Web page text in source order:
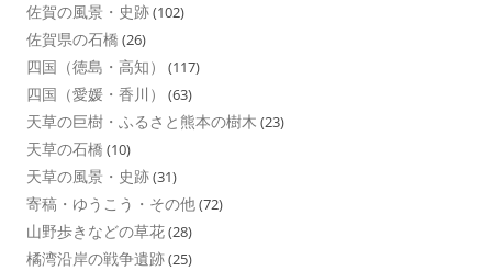
佐賀の風景・史跡(102)
佐賀県の石橋 (26)
四国（徳島・高知） (117)
四国（愛媛・香川） (63)
天草の巨樹・ふるさと熊本の樹木 (23)
天草の石橋 (10)
天草の風景・史跡(31)
寄稿・ゆうこう・その他(72)
山野歩きなどの草花(28)
橘湾沿岸の戦争遺跡(25)